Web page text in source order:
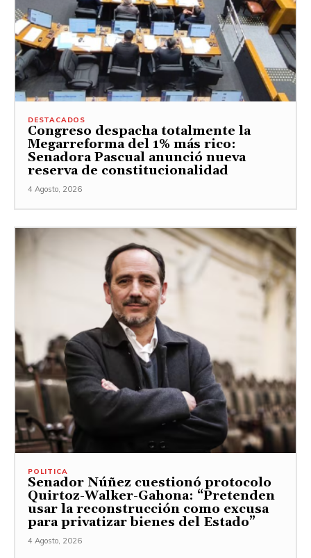
DESTACADOS
Congreso despacha totalmente la
Megarreforma del 1% más rico:
Senadora Pascual anunció nueva
reserva de constitucionalidad
4 Agosto, 2026
POLITICA
Senador Núñez cuestionó protocolo
Quirtoz-Walker-Gahona: “Pretenden
usar la reconstrucción como excusa
para privatizar bienes del Estado”
4 Agosto, 2026